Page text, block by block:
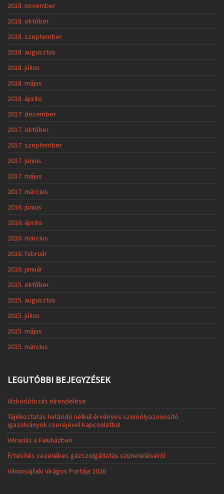
2018. november
2018. október
2018. szeptember
2018. augusztus
2018. július
2018. május
2018. április
2017. december
2017. október
2017. szeptember
2017. június
2017. május
2017. március
2016. június
2016. április
2016. március
2016. február
2016. január
2015. október
2015. augusztus
2015. július
2015. május
2015. március
LEGUTÓBBI BEJEGYZÉSEK
Vízkorlátozás elrendelése
Tájékoztatás határidő nélkül érvényes személyazonosító
igazolványok cseréjével kapcsolatba!
Véradás a Faluházban
Értesítés vezetékes gázszolgáltatás szüneteléséről
Vámosújfalu Virágos Portája 2026